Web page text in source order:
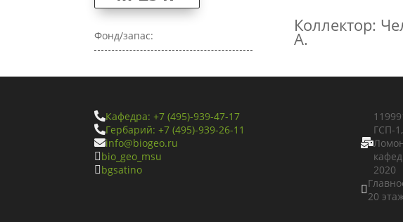
Фонд/запас:
Коллектор:
А.
Кафедра: +7 (495)-939-47-17
Гербарий: +7 (495)-939-26-11
info@biogeo.ru
bio_geo_msu
bgsatino

ГСП-
2020

20